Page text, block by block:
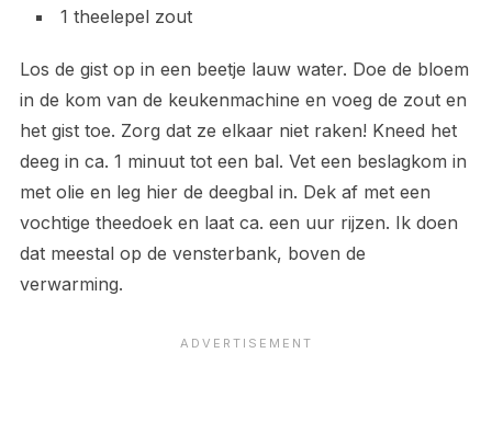
1 theelepel zout
Los de gist op in een beetje lauw water. Doe de bloem
in de kom van de keukenmachine en voeg de zout en
het gist toe. Zorg dat ze elkaar niet raken! Kneed het
deeg in ca. 1 minuut tot een bal. Vet een beslagkom in
met olie en leg hier de deegbal in. Dek af met een
vochtige theedoek en laat ca. een uur rijzen. Ik doen
dat meestal op de vensterbank, boven de
verwarming.